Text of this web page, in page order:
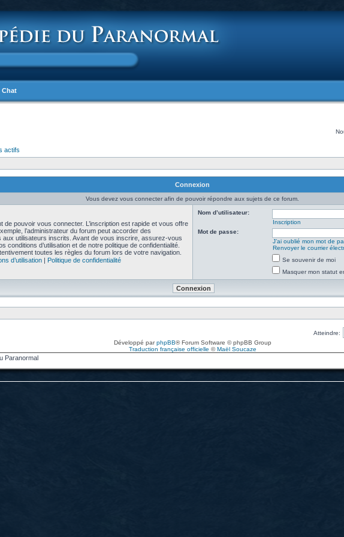
Chat
actifs
Connexion
Vous devez vous connecter afin de pouvoir répondre aux sujets de ce forum.
de pouvoir vous connecter. L’inscription est rapide et vous offre
l’administrateur du forum peut accorder des
aux utilisateurs inscrits. Avant de vous inscrire, assurez-vous
conditions d’utilisation et de notre politique de confidentialité.
toutes les règles du forum lors de votre navigation.
d’utilisation| Politique de confidentialité
Nom d’utilisateur:
Inscription
Mot de passe:
J’ai oublié mon mot de
Renvoyer le courrier
Se souvenir de moi
Masquer mon statut
Atteindre:
Développé parphpBB® Forum Software © phpBB Group
Traduction française officielle ©Maël Soucaze
Paranormal